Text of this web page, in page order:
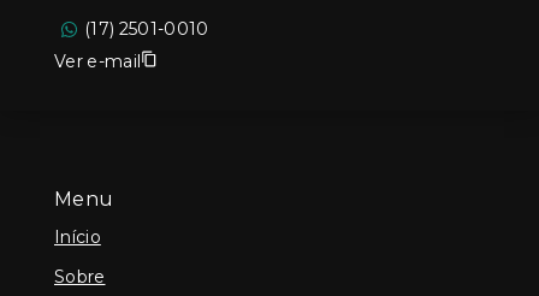
Menu
Início
Sobre
(17) 2501-0010
Ver e-mail